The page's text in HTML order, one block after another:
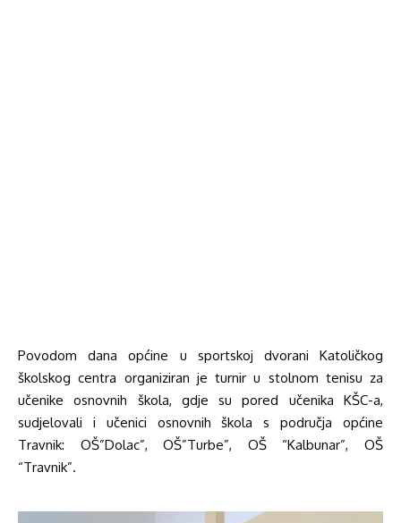
Povodom dana općine u sportskoj dvorani Katoličkog
školskog centra organiziran je turnir u stolnom tenisu za
učenike osnovnih škola, gdje su pored učenika KŠC-a,
sudjelovali i učenici osnovnih škola s područja općine
Travnik: OŠ”Dolac”, OŠ”Turbe”, OŠ “Kalbunar”, OŠ
“Travnik”.